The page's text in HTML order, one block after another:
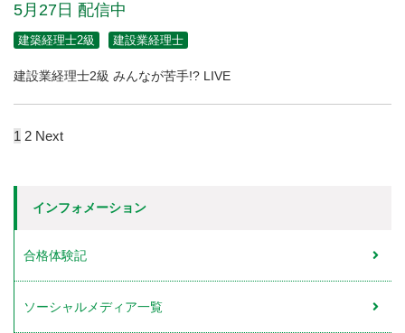
5月27日 配信中
建築経理士2級 建設業経理士
建設業経理士2級 みんなが苦手!? LIVE
1 2 Next
インフォメーション
合格体験記
ソーシャルメディア一覧